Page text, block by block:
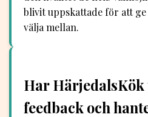
blivit uppskattade för att
välja mellan.
Har
feedback och